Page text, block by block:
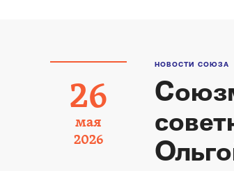
26
мая
2026
НОВОСТИ СОЮЗА